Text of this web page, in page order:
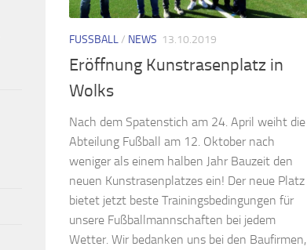
FUSSBALL/ NEWS 13.10.2019
Eröffnung Kunstrasenplatz in
Wolks
Nach dem Spatenstich am 24. April weiht die
Abteilung Fußball am 12. Oktober nach
weniger als einem halben Jahr Bauzeit den
neuen Kunstrasenplatzes ein! Der neue Platz
bietet jetzt beste Trainingsbedingungen für
unsere Fußballmannschaften bei jedem
Wetter. Wir bedanken uns bei den Baufirmen,